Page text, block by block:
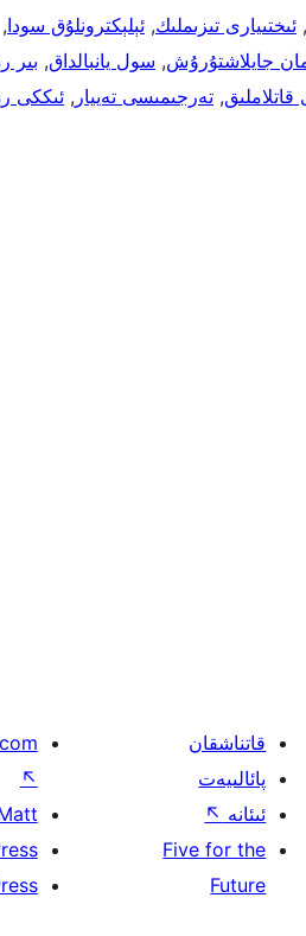
, ئىختىيارى تىزىملىك, ئېلېكترونلۇق سودا,
جايلاشتۇرۇش, سول يانبالداق, بىر
قاتلاملىق, تەرجىمىسى تەييار , ئىككى
قاتناشقان
پائالىيەت
ئىئانە ↖
Five for the
Future
↖